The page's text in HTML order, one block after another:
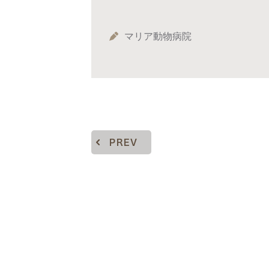
マリア動物病院
PREV